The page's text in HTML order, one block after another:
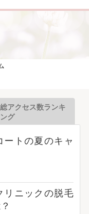
総アクセス数ランキ
ング
ートの夏のキャ
リニックの脱毛